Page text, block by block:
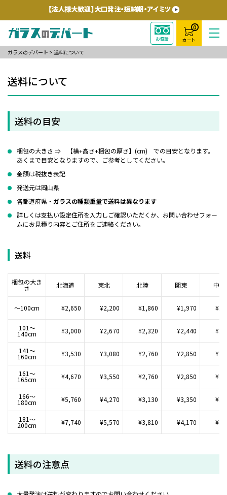
お電話 カート
0
ガラスのデパート > 送料について
送料について
送料の目安
梱包の大きさ ⇒ 【横+高さ+梱包の厚さ】(cm) での目安となります。
あくまで目安となりますので、ご参考としてください。
金額は税抜き表記
発送元は岡山県
各都道府県・ ガラスの種類重量で送料は異なります
詳しくは支払い設定住所を入力しご確認いただくか、お問い合わせフォー
ムにお見積り内容とご住所をご連絡ください。
送料
梱包の大き
さ 北海道 東北 北陸 関東 中部
～100cm ¥2,650 ¥2,200 ¥1,860 ¥1,970
101～
140cm ¥3,000 ¥2,670 ¥2,320 ¥2,440
141～
160cm ¥3,530 ¥3,080 ¥2,760 ¥2,850
161～
165cm ¥4,670 ¥3,550 ¥2,760 ¥2,850
166～
180cm ¥5,760 ¥4,270 ¥3,130 ¥3,350
181～
200cm ¥7,740 ¥5,570 ¥3,810 ¥4,170
送料の注意点